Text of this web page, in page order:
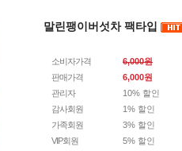
말린팽이버섯차 팩타입
소비자가격
6,000원
판매가격
6,000원
관리자
10% 할인
감사회원
1% 할인
가족회원
3% 할인
VIP회원
5% 할인